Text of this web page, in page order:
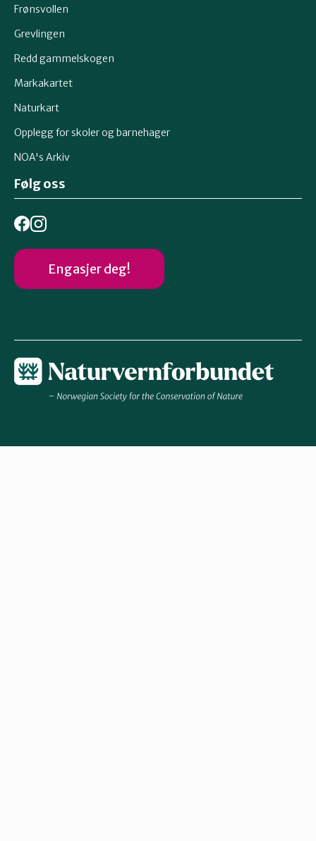
Frønsvollen
Grevlingen
Redd gammelskogen
Markakartet
Naturkart
Opplegg for skoler og barnehager
NOA's Arkiv
Følg oss
Engasjer deg!